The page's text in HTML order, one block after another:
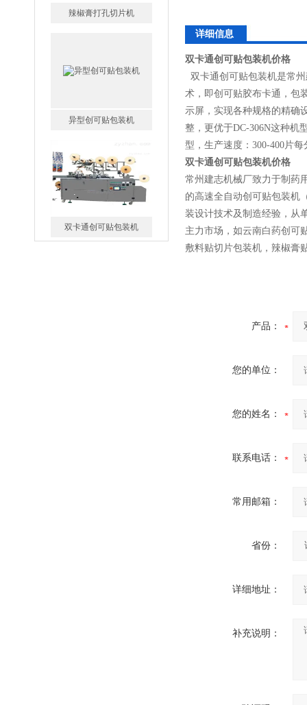
详细信息
双卡通创可贴包装机价格
双卡通创可贴包装机是常
术，即创可贴胶布卡通，包
示屏，实现各种规格的精确
整，更优于DC-306N这种机
型，生产速度：300-400片每
双卡通创可贴包装机价格
常州建志机械厂致力于制药
的高速全自动创可贴包装机
装设计技术及制造经验，从
主力市场，如云南白药创可
敷料贴切片包装机，辣椒膏
产品：
您的单位：
您的姓名：
联系电话：
常用邮箱：
省份：
详细地址：
补充说明：